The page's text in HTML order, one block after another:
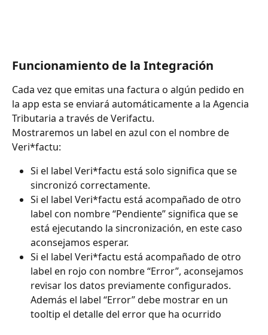
Funcionamiento de la Integración
Cada vez que emitas una factura o algún pedido en
la app esta se enviará automáticamente a la Agencia
Tributaria a través de Verifactu.
Mostraremos un label en azul con el nombre de
Veri*factu:
Si el label Veri*factu está solo significa que se
sincronizó correctamente.
Si el label Veri*factu está acompañado de otro
label con nombre “Pendiente” significa que se
está ejecutando la sincronización, en este caso
aconsejamos esperar.
Si el label Veri*factu está acompañado de otro
label en rojo con nombre “Error”, aconsejamos
revisar los datos previamente configurados.
Además el label “Error” debe mostrar en un
tooltip el detalle del error que ha ocurrido